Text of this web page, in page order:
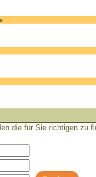
die für Sie richtigen zu